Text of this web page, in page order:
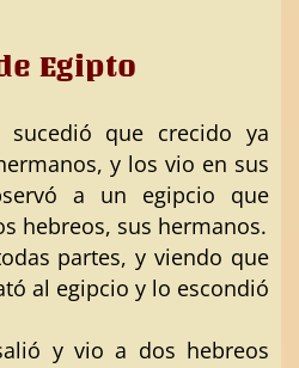
Egipto
sucedió que crecido ya
y los vio en sus
a un egipcio que
hebreos, sus hermanos.
partes, y viendo que
al egipcio y lo escondió
y vio a dos hebreos